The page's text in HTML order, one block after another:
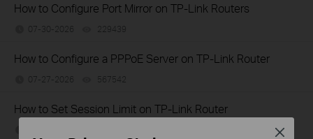
How to Configure Port Mirror on TP-Link Routers
07-30-2026 229439
How to Configure a PPPoE Server on TP-Link Router
07-27-2026 567542
How to Set Session Limit on TP-Link Router
Close